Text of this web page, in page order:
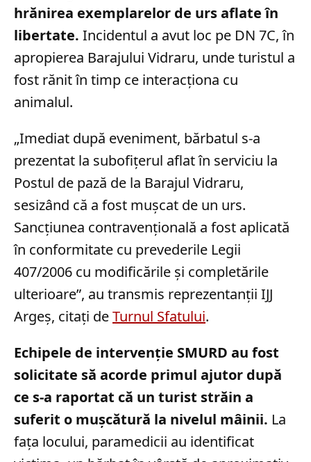
hrănirea exemplarelor de urs aflate în
libertate. Incidentul a avut loc pe DN 7C, în
apropierea Barajului Vidraru, unde turistul a
fost rănit în timp ce interacționa cu
animalul.
„Imediat după eveniment, bărbatul s-a
prezentat la subofițerul aflat în serviciu la
Postul de pază de la Barajul Vidraru,
sesizând că a fost mușcat de un urs.
Sancțiunea contravențională a fost aplicată
în conformitate cu prevederile Legii
407/2006 cu modificările și completările
ulterioare”, au transmis reprezentanții IJJ
Argeș, citați deTurnul Sfatului.
Echipele de intervenție SMURD au fost
solicitate să acorde primul ajutor după
ce s-a raportat că un turist străin a
suferit o mușcătură la nivelul mâinii. La
fața locului, paramedicii au identificat